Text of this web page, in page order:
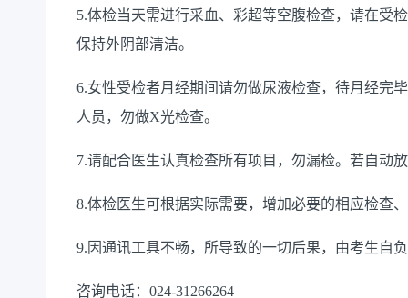
5.体检当天需进行采血、彩超等空腹检查，请在受
保持外阴部清洁。
6.女性受检者月经期间请勿做尿液检查，待月经完
人员，勿做X光检查。
7.请配合医生认真检查所有项目，勿漏检。若自动
8.体检医生可根据实际需要，增加必要的相应检查
9.因通讯工具不畅，所导致的一切后果，由考生自
咨询电话：024-31266264